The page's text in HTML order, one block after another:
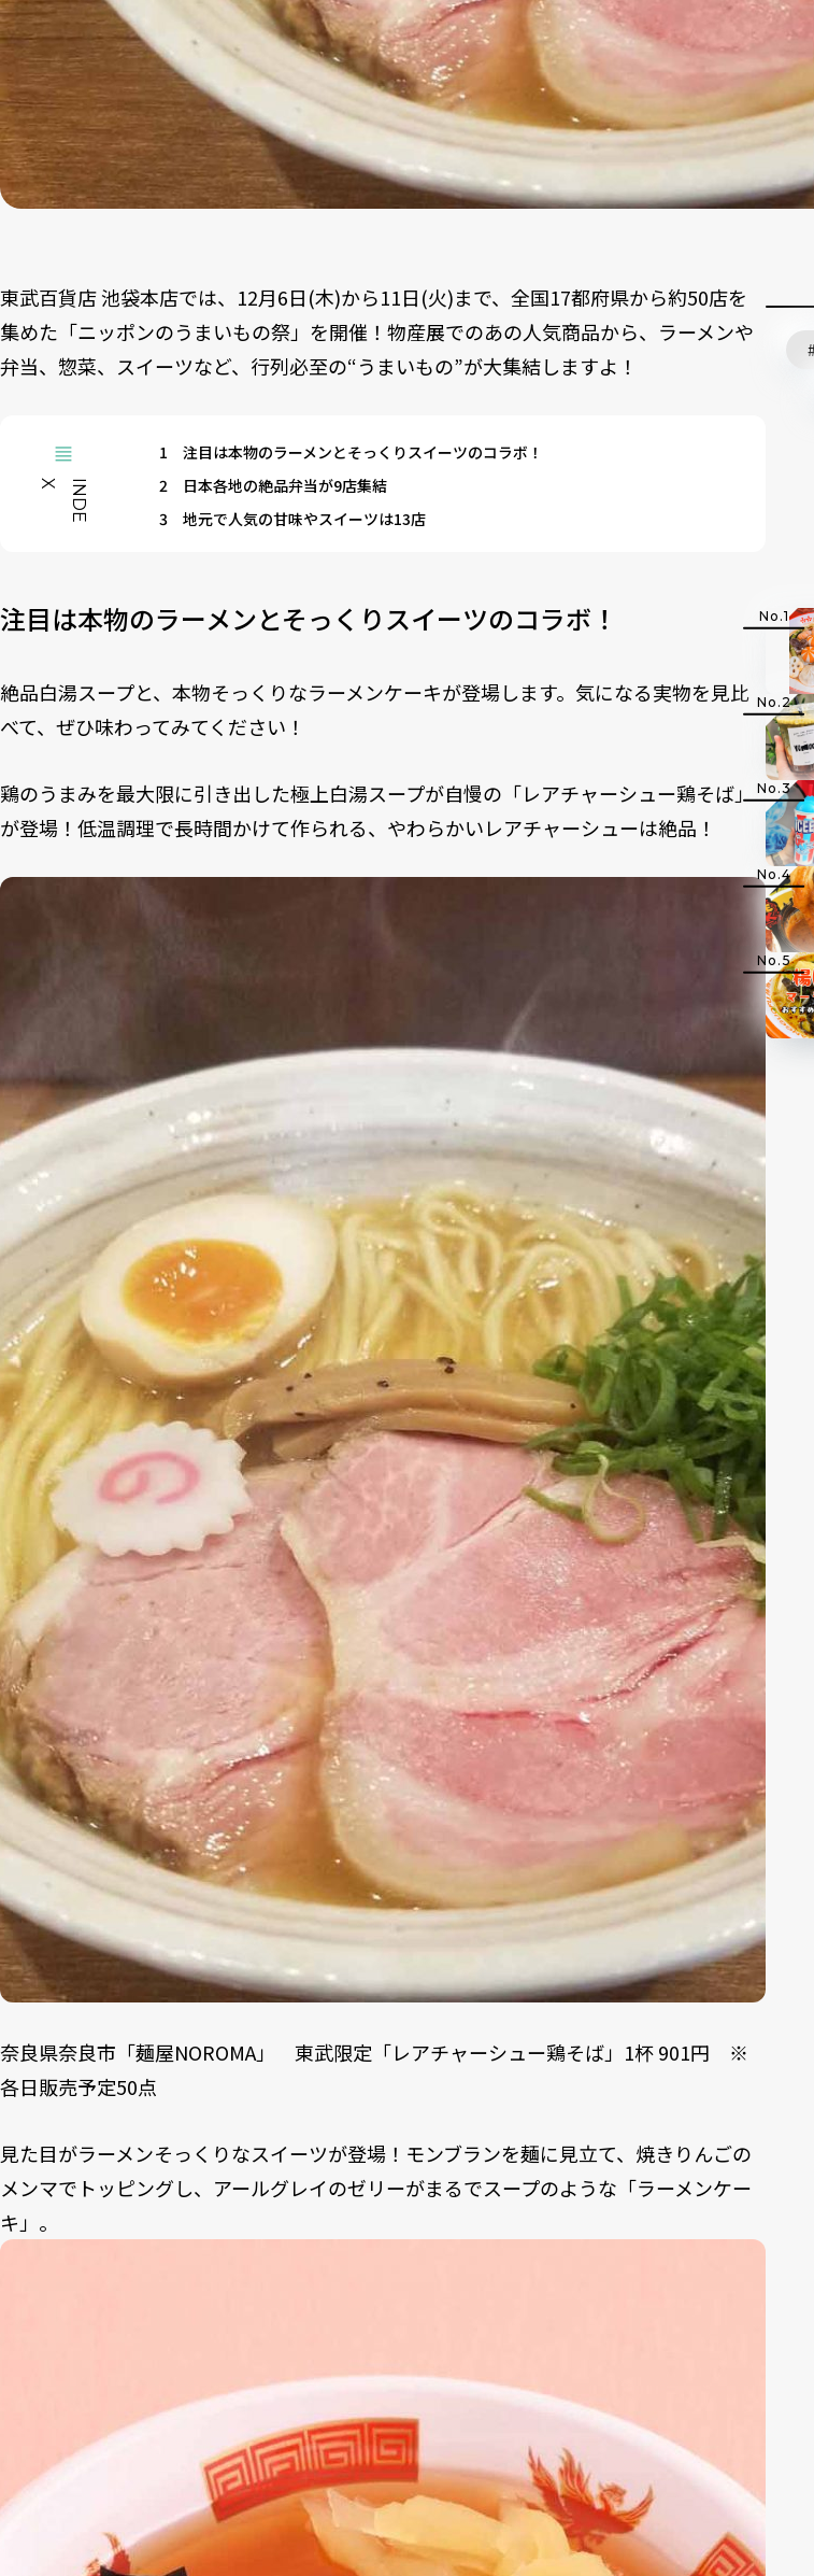
東武百貨店 池袋本店では、12月6日(木)から11日(火)まで、全国17都府県から約50店を
集めた「ニッポンのうまいもの祭」を開催！物産展でのあの人気商品から、ラーメンや
弁当、惣菜、スイーツなど、行列必至の“うまいもの”が大集結しますよ！
I
N
D
E
X
1
注目は本物のラーメンとそっくりスイーツのコラボ！
2
日本各地の絶品弁当が9店集結
3
地元で人気の甘味やスイーツは13店
注目は本物のラーメンとそっくりスイーツのコラボ！
絶品白湯スープと、本物そっくりなラーメンケーキが登場します。気になる実物を見比
べて、ぜひ味わってみてください！
鶏のうまみを最大限に引き出した極上白湯スープが自慢の「レアチャーシュー鶏そば」
が登場！低温調理で長時間かけて作られる、やわらかいレアチャーシューは絶品！
奈良県奈良市「麺屋NOROMA」 東武限定「レアチャーシュー鶏そば」1杯 901円 ※
各日販売予定50点
見た目がラーメンそっくりなスイーツが登場！モンブランを麺に見立て、焼きりんごの
メンマでトッピングし、アールグレイのゼリーがまるでスープのような「ラーメンケー
キ」。